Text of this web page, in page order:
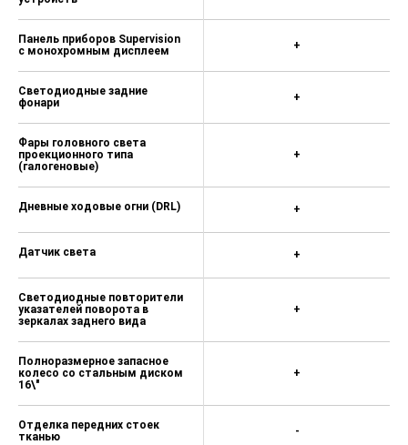
Панель приборов Supervision
с монохромным дисплеем
Светодиодные задние
фонари
Фары головного света
проекционного типа
(галогеновые)
Дневные ходовые огни (DRL)
Датчик света
Светодиодные повторители
указателей поворота в
зеркалах заднего вида
Полноразмерное запасное
колесо со стальным диском
16\"
Отделка передних стоек
тканью
+
+
+
+
+
+
+
-